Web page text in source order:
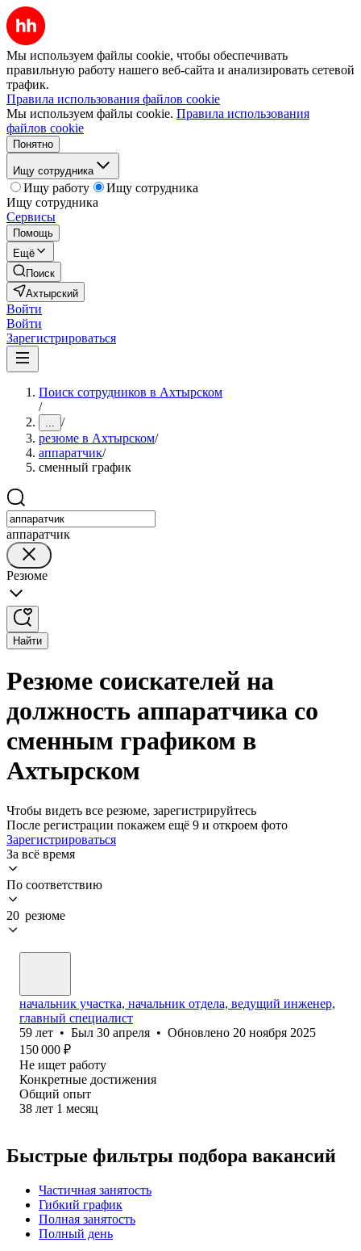
Мы используем файлы cookie, чтобы обеспечивать
правильную работу нашего веб-сайта и анализировать сетевой
трафик.
Правила использования файлов cookie
Мы используем файлы cookie. Правила использования
файлов cookie
Понятно
Ищу сотрудника
Ищу работу
Ищу сотрудника
Ищу сотрудника
Сервисы
Помощь
Ещё
Поиск
Ахтырский
Войти
Войти
Зарегистрироваться
Поиск сотрудников в Ахтырском
/
... /
резюме в Ахтырском/
аппаратчик/
сменный график
аппаратчик
Резюме
Найти
Резюме соискателей на
должность аппаратчика со
сменным графиком в
Ахтырском
Чтобы видеть все резюме, зарегистрируйтесь
После регистрации покажем ещё 9 и откроем фото
Зарегистрироваться
За всё время
По соответствию
20 резюме
начальник участка, начальник отдела, ведущий инженер,
главный специалист
59 лет • Был 30 апреля • Обновлено 20 ноября 2025
150 000 ₽
Не ищет работу
Конкретные достижения
Общий опыт
38 лет 1 месяц
Быстрые фильтры подбора вакансий
Частичная занятость
Гибкий график
Полная занятость
Полный день